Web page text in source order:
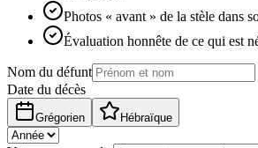
Photos « avant » de la stèle dans
Évaluation honnête de ce qui est
Nom du défunt
Date du décès
Grégorien Hébraïque